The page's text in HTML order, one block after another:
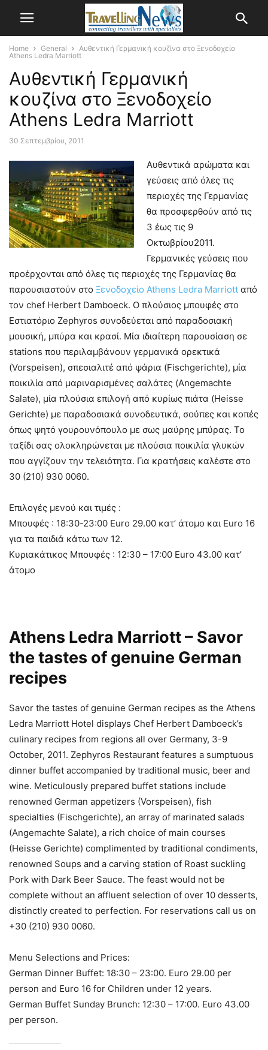
Home General
Αυθεντική Γερμανική κουζίνα στο Ξενοδοχείο
Athens Ledra Marriott
Αυθεντική Γερμανική
κουζίνα στο Ξενοδοχείο
Athens Ledra Marriott
30 Σεπτεμβρίου, 2011
Αυθεντικά αρώματα και
γεύσεις από όλες τις
περιοχές της Γερμανίας
θα προσφερθούν από τις
3 έως τις 9
Οκτωβρίου2011.
Γερμανικές γεύσεις που
προέρχονται από όλες τις περιοχές της Γερμανίας θα
παρουσιαστούν στο Ξενοδοχείο Athens Ledra Marriott από
τον chef Herbert Damboeck. Ο πλούσιος μπουφές στο
Εστιατόριο Zephyros συνοδεύεται από παραδοσιακή
μουσική, μπύρα και κρασί. Μία ιδιαίτερη παρουσίαση σε
stations που περιλαμβάνουν γερμανικά ορεκτικά
(Vorspeisen), σπεσιαλιτέ από ψάρια (Fischgerichte), μία
ποικιλία από μαριναρισμένες σαλάτες (Angemachte
Salate), μία πλούσια επιλογή από κυρίως πιάτα (Heisse
Gerichte) με παραδοσιακά συνοδευτικά, σούπες και κοπές
όπως ψητό γουρουνόπουλο με σως μαύρης μπύρας. Το
ταξίδι σας ολοκληρώνεται με πλούσια ποικιλία γλυκών
που αγγίζουν την τελειότητα. Για κρατήσεις καλέστε στο
30 (210) 930 0060.
Επιλογές μενού και τιμές :
Μπουφές : 18:30-23:00 Euro 29.00 κατ’ άτομο και Euro 16
για τα παιδιά κάτω των 12.
Κυριακάτικος Μπουφές : 12:30 – 17:00 Euro 43.00 κατ’
άτομο
Athens Ledra Marriott – Savor
the tastes of genuine German
recipes
Savor the tastes of genuine German recipes as the Athens
Ledra Marriott Hotel displays Chef Herbert Damboeck’s
culinary recipes from regions all over Germany, 3-9
October, 2011. Zephyros Restaurant features a sumptuous
dinner buffet accompanied by traditional music, beer and
wine. Meticulously prepared buffet stations include
renowned German appetizers (Vorspeisen), fish
specialties (Fischgerichte), an array of marinated salads
(Angemachte Salate), a rich choice of main courses
(Heisse Gerichte) complimented by traditional condiments,
renowned Soups and a carving station of Roast suckling
Pork with Dark Beer Sauce. The feast would not be
complete without an affluent selection of over 10 desserts,
distinctly created to perfection. For reservations call us on
+30 (210) 930 0060.
Menu Selections and Prices:
German Dinner Buffet: 18:30 – 23:00. Euro 29.00 per
person and Euro 16 for Children under 12 years.
German Buffet Sunday Brunch: 12:30 – 17:00. Euro 43.00
per person.